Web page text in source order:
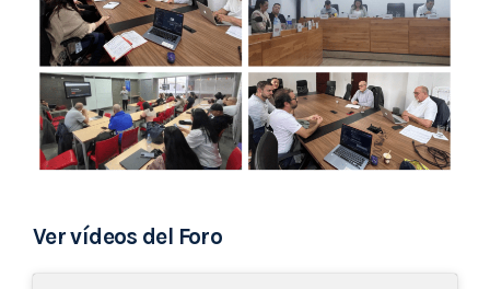
Ver vídeos del Foro